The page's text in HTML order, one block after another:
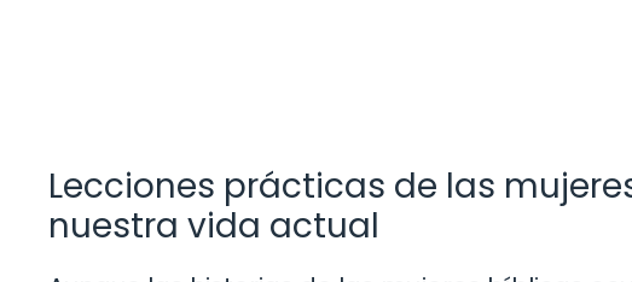
Lecciones prácticas de las
nuestra vida actual